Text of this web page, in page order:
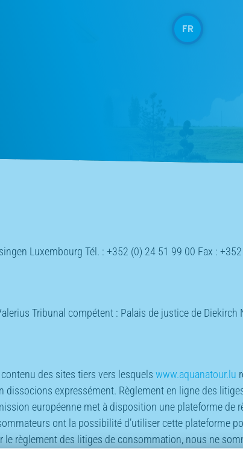
FR
Luxembourg Tél. : +352 (0) 24 51 99 00 Fax :
Tribunal compétent : Palais de justice de
des sites tiers vers lesquels www.aquanatour.lu
expressément. Règlement en ligne des
européenne met à disposition une plateforme de
ont la possibilité d’utiliser cette plateforme
le règlement des litiges de consommation, nous ne